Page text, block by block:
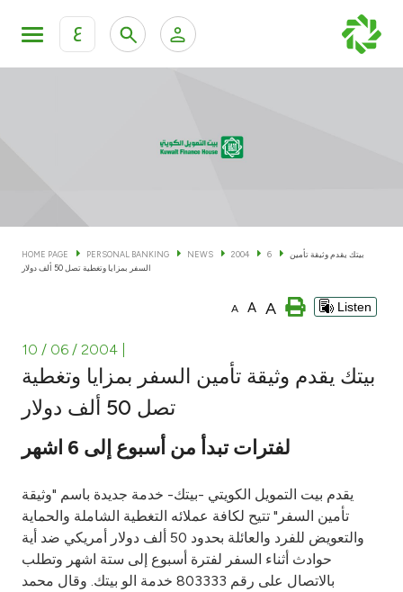
ع
KFH Online Corporate Banking Services
Cards
Banking Tiers
Investment
Tools & Services
After Sales Services
HOME PAGE PERSONAL BANKING NEWS 2004 6
بيتك يقدم وثيقة تأمين
السفر بمزايا وتغطية تصل 50 ألف دولار
A A A Listen
10 / 06 / 2004
بيتك يقدم وثيقة تأمين السفر بمزايا وتغطية
تصل 50 ألف دولار
لفترات تبدأ من أسبوع إلى 6 اشهر
يقدم بيت التمويل الكويتي -بيتك- خدمة جديدة باسم "وثيقة
تأمين السفر" تتيح لكافة عملائه التغطية الشاملة والحماية
والتعويض للفرد والعائلة بحدود 50 ألف دولار أمريكي ضد أية
حوادث أثناء السفر لفترة أسبوع إلى ستة اشهر وتطلب
بالاتصال على رقم 803333 خدمة الو بيتك. وقال محمد